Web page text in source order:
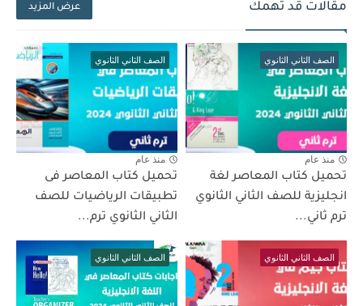
مقالات قد تهمك عرض المزيد
الصف الثاني الثانوي
منذ عام
تحميل كتاب المعاصر لغة
انجليزية للصف الثاني الثانوي
ترم ثاني...
الصف الثاني الثانوي
منذ عام
تحميل كتاب المعاصر فى
تطبيقات الرياضيات للصف
الثاني الثانوي ترم...
الصف الثاني الثانوي الصف الثاني الثانوي